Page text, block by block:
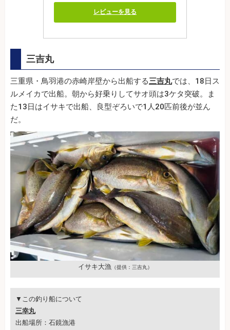
レビューを見る
三吉丸
三重県・鳥羽港の赤崎岸壁から出船する三吉丸では、18日ス
ルメイカで出船。朝から好乗りしてサオ頭は3ケタ突破。ま
た13日はイサキで出船、良型ぞろいで1人20匹前後が並ん
だ。
イサキ大漁 （提供：三吉丸）
▼この釣り船について
三幸丸
出船場所：石鏡漁港